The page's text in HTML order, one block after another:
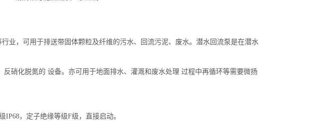
业，可用于排送带固体颗粒及纤维的污水、回流污泥、废水。潜水回流泵是在潜水
硝化脱氮的 设备。亦可用于地面排水、灌溉和废水处理 过程中再循环等需要微扬
，定子绝缘等级F级，直接启动。